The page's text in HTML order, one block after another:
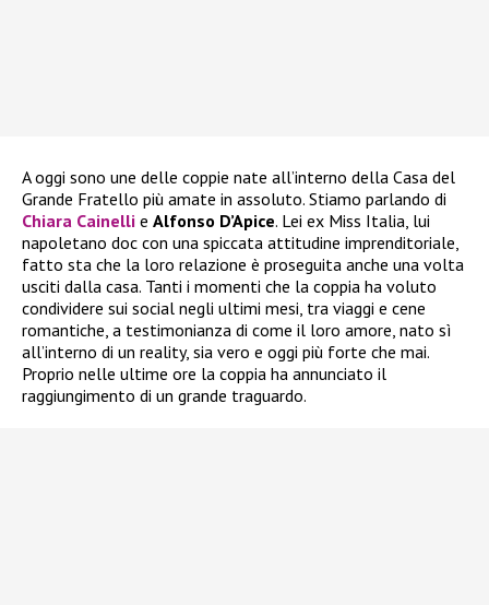
A oggi sono une delle coppie nate all’interno della Casa del
Grande Fratello più amate in assoluto. Stiamo parlando di
Chiara Cainelli e Alfonso D’Apice. Lei ex Miss Italia, lui
napoletano doc con una spiccata attitudine imprenditoriale,
fatto sta che la loro relazione è proseguita anche una volta
usciti dalla casa. Tanti i momenti che la coppia ha voluto
condividere sui social negli ultimi mesi, tra viaggi e cene
romantiche, a testimonianza di come il loro amore, nato sì
all’interno di un reality, sia vero e oggi più forte che mai.
Proprio nelle ultime ore la coppia ha annunciato il
raggiungimento di un grande traguardo.